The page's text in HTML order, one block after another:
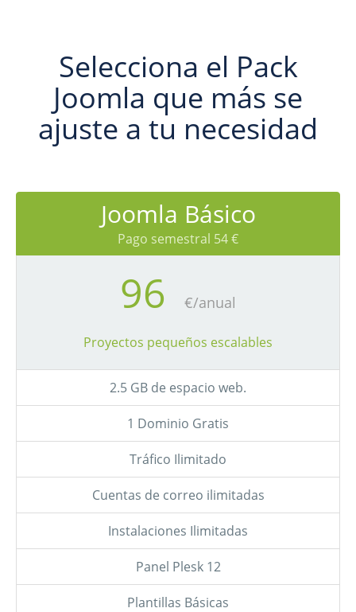
Selecciona el Pack
Joomla que más se
ajuste a tu necesidad
Joomla Básico
Pago semestral 54 €
96 €/anual
Proyectos pequeños escalables
2.5 GB de espacio web.
1 Dominio Gratis
Tráfico Ilimitado
Cuentas de correo ilimitadas
Instalaciones Ilimitadas
Panel Plesk 12
Plantillas Básicas